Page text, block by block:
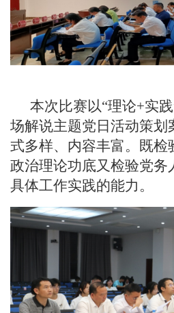
本次比赛以“理论+实
场解说主题党日活动策划
式多样、内容丰富。既检
政治理论功底又检验党务
具体工作实践的能力。